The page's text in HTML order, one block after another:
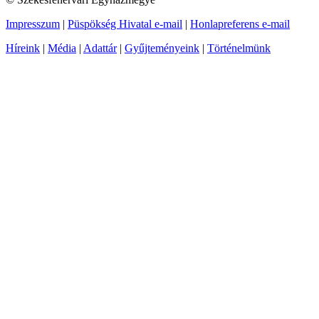
Impresszum | Püspökség Hivatal e-mail | Honlapreferens e-mail
Híreink | Média | Adattár| Gyűjteményeink | Történelmünk